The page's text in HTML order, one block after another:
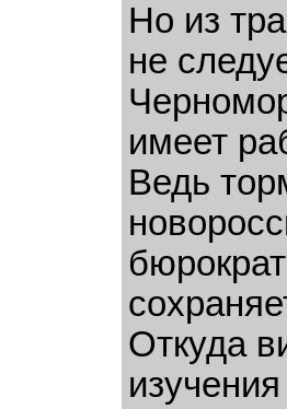
Но из
не
имеет
Ведь
Откуда